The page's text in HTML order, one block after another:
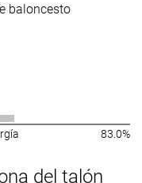
baloncesto
83.0%
del talón